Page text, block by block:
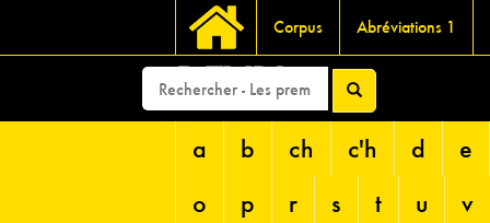
Corpus Abréviations 1
DEVRI
a b ch c'h d
e
o
p r s t u v